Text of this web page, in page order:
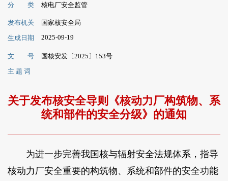
分 类 核电厂安全监管
发布机关
国家核安全局
生成日期
2025-09-19
文 号
国核安发〔2025〕153号
主 题 词
关于发布核安全导则《核动力厂构筑物、系
统和部件的安全分级》的通知
为进一步完善我国核与辐射安全法规体系，指导
核动力厂安全重要的构筑物、系统和部件的安全功能